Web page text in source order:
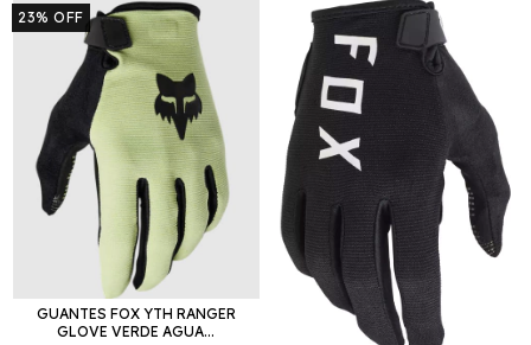
23% OFF
GUANTES FOX YTH RANGER
GLOVE VERDE AGUA...